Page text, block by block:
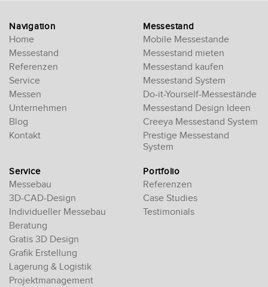
Navigation
Home
Messestand
Referenzen
Service
Messen
Unternehmen
Blog
Kontakt
Messestand
Mobile Messestande
Messestand mieten
Messestand kaufen
Messestand System
Do-it-Yourself-Messestände
Messestand Design Ideen
Creeya Messestand System
Prestige Messestand
System
Service
Messebau
3D-CAD-Design
Individueller Messebau
Beratung
Gratis 3D Design
Grafik Erstellung
Lagerung & Logistik
Projektmanagement
Portfolio
Referenzen
Case Studies
Testimonials